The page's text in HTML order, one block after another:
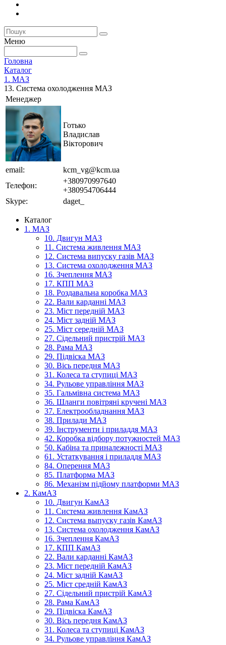
Меню
Головна
Каталог
1. МАЗ
13. Система охолодження МАЗ
Менеджер
Готько
Владислав
Вікторович
email:
kcm_vg@kcm.ua
Телефон:
+380970997640
+380954706444
Skype:
daget_
Каталог
1. МАЗ
10. Двигун МАЗ
11. Система живлення МАЗ
12. Система випуску газів МАЗ
13. Система охолодження МАЗ
16. Зчеплення МАЗ
17. КПП МАЗ
18. Роздавальна коробка МАЗ
22. Вали карданні МАЗ
23. Міст передній МАЗ
24. Міст задній МАЗ
25. Міст середній МАЗ
27. Сідельний пристрій МАЗ
28. Рама МАЗ
29. Підвіска МАЗ
30. Вісь передня МАЗ
31. Колеса та ступиці МАЗ
34. Рульове управління МАЗ
35. Гальмівна система МАЗ
36. Шланги повітряні кручені МАЗ
37. Електрообладнання МАЗ
38. Прилади МАЗ
39. Інструменти і приладдя МАЗ
42. Коробка відбору потужностей МАЗ
50. Кабіна та приналежності МАЗ
61. Устаткування і приладдя МАЗ
84. Оперення МАЗ
85. Платформа МАЗ
86. Механізм підйому платформи МАЗ
2. КамАЗ
10. Двигун КамАЗ
11. Система живлення КамАЗ
12. Система выпуску газів КамАЗ
13. Система охолодження КамАЗ
16. Зчеплення КамАЗ
17. КПП КамАЗ
22. Вали карданні КамАЗ
23. Міст передній КамАЗ
24. Міст задній КамАЗ
25. Міст средній КамАЗ
27. Сідельний пристрій КамАЗ
28. Рама КамАЗ
29. Підвіска КамАЗ
30. Вісь передня КамАЗ
31. Колеса та ступиці КамАЗ
34. Рульове управління КамАЗ